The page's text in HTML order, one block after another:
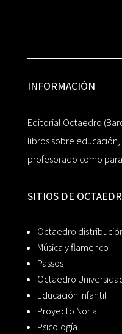
INFORMACIÓN
Editorial Octaedro
libros sobre
profesorado como
SITIOS DE
Octaedro
Música y flamenco
Passos
Octaedro
Educación Infantil
Proyecto Noria
Psicología